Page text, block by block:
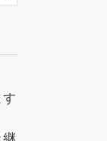
す